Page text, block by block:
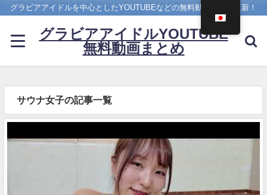
グラビアアイドルを中心としたYOUTUBEなどの無料動画を日々更新！
グラビアアイドルYOUTUBE
無料動画まとめ
サウナ女子の記事一覧